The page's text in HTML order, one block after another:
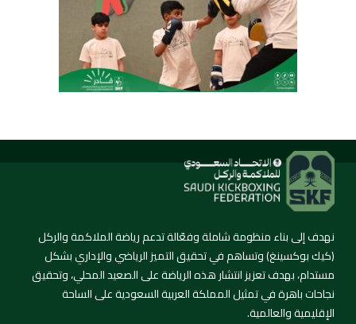
نهدف إلى بناء منظومة شاملة وفعّالة تدعم رياضة الملاكمة والركل
(كيك بوكسينغ) وتساهم في تحقيق التميز الرياضي والإداري بشكل
مستدام، بهدف تعزيز انتشار هذه الرياضة على الصعيد المحلي، وتحقيق
نجاحات باهرة في تمثيل المملكة العربية السعودية على الساحة
الإقليمية والعالمية.